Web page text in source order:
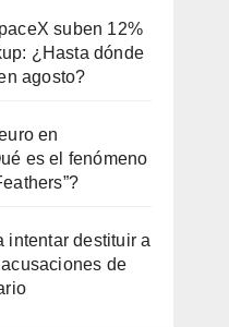
suben 12%
¿Hasta dónde
agosto?
en
es el fenómeno
intentar destituir a
de